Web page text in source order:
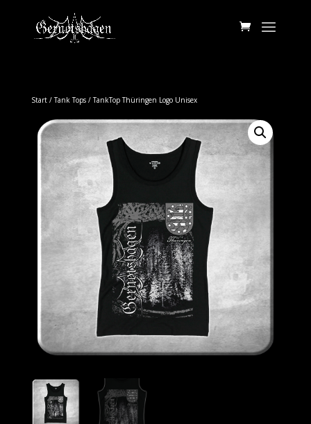
Start/Tank Tops/ TankTop Thüringen Logo Unisex